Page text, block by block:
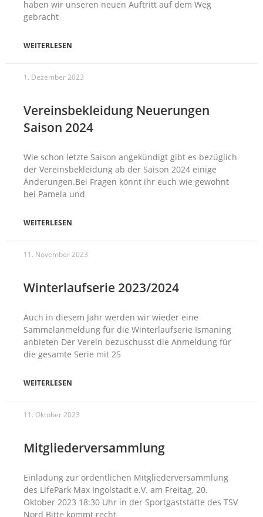
haben wir unseren neuen Auftritt auf dem Weg
gebracht
WEITERLESEN
1. Dezember 2023
Vereinsbekleidung Neuerungen
Saison 2024
Wie schon letzte Saison angekündigt gibt es bezüglich
der Vereinsbekleidung ab der Saison 2024 einige
Änderungen.Bei Fragen könnt ihr euch wie gewohnt
bei Pamela und
WEITERLESEN
11. November 2023
Winterlaufserie 2023/2024
Auch in diesem Jahr werden wir wieder eine
Sammelanmeldung für die Winterlaufserie Ismaning
anbieten Der Verein bezuschusst die Anmeldung für
die gesamte Serie mit 25
WEITERLESEN
11. Oktober 2023
Mitgliederversammlung
Einladung zur ordentlichen Mitgliederversammlung
des LifePark Max Ingolstadt e.V. am Freitag, 20.
Oktober 2023 18:30 Uhr in der Sportgaststätte des TSV
Nord Bitte kommt recht